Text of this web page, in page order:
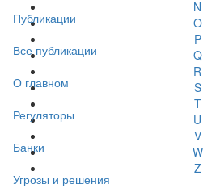
Публикации
Все публикации
О главном
Регуляторы
Банки
Угрозы и решения
N
O
P
Q
R
S
T
U
V
W
Z